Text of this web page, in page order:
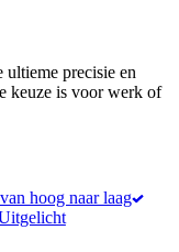
precisie en
keuze is voor werk of
hoog naar laag